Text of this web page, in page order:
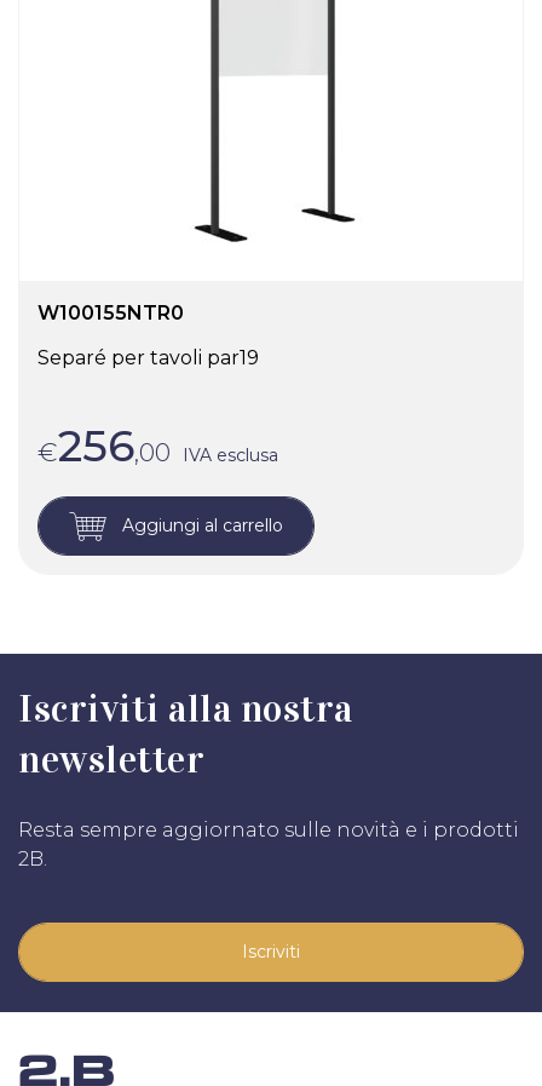
W100155NTR0
Separé per tavoli par19
€256,00 IVA esclusa
Aggiungi al carrello
Iscriviti alla nostra
newsletter
Resta sempre aggiornato sulle novità e i prodotti
2B.
Iscriviti